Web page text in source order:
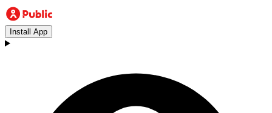
Install App